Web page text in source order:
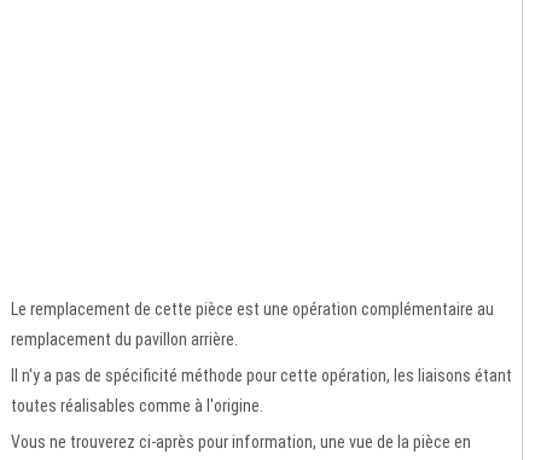
Le remplacement de cette pièce est une opération complémentaire au
remplacement du pavillon arrière.
Il n'y a pas de spécificité méthode pour cette opération, les liaisons étant
toutes réalisables comme à l'origine.
Vous ne trouverez ci-après pour information, une vue de la pièce en